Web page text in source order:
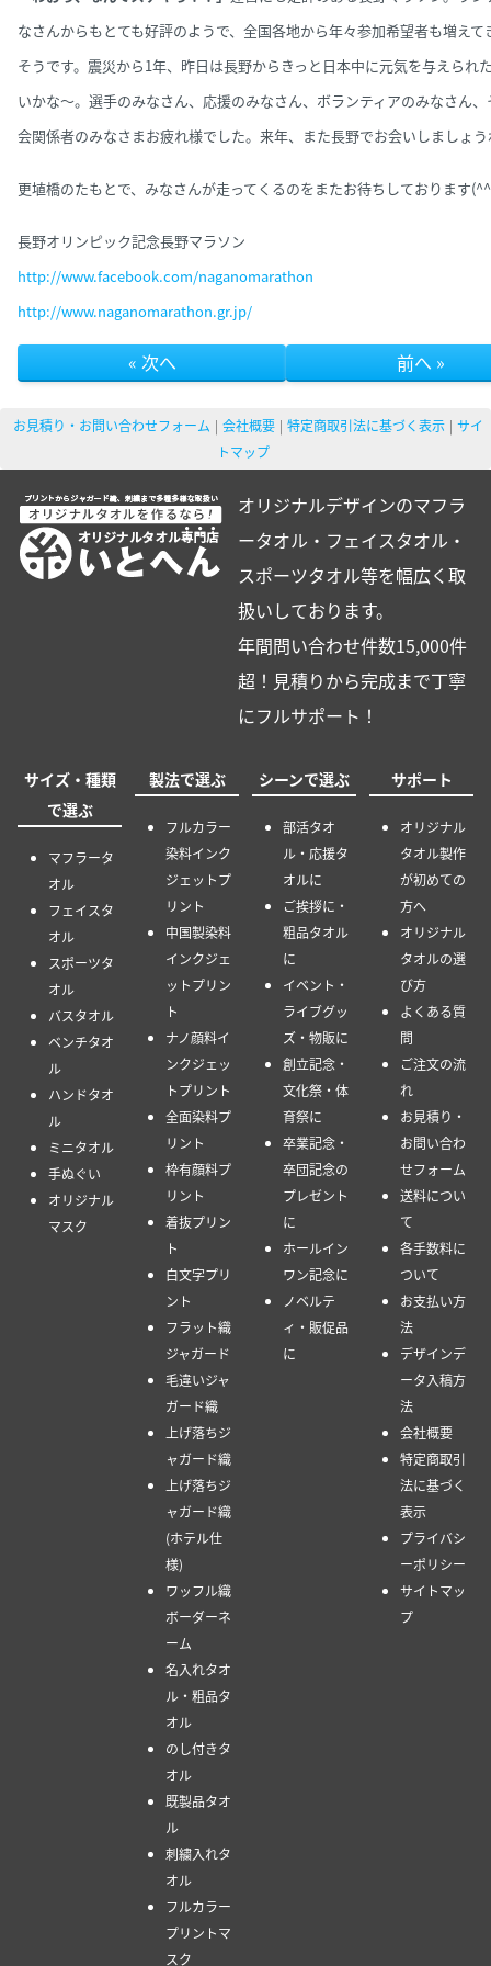
なさんからもとても好評のようで、 全国各地から年々参加希望者も増えて
そうです。 震災から1年、昨日は長野からきっと日本中に元気を与えられ
いかな～。 選手のみなさん、応援のみなさん、ボランティアのみなさん
会関係者のみなさまお疲れ様でした。 来年、また長野でお会いしましょ
更埴橋のたもとで、みなさんが走ってくるのをまたお待ちしております
長野オリンピック記念長野マラソン
http://www.facebook.com/naganomarathon
http://www.naganomarathon.gr.jp/
« 次へ 前へ »
お見積り・お問い合わせフォーム 会社概要 特定商取引法に基づく表示
サイ
トマップ
オリジナルデザインのマフラ
ータオル・フェイスタオル・
スポーツタオル等を幅広く取
扱いしております。
年間問い合わせ件数15,000件
超！見積りから完成まで丁寧
にフルサポート！
サイズ・種類
で選ぶ
マフラータ
オル
フェイスタ
オル
スポーツタ
オル
バスタオル
ベンチタオ
ル
ハンドタオ
ル
ミニタオル
手ぬぐい
オリジナル
マスク
製法で選ぶ
フルカラー
染料インク
ジェットプ
リント
中国製染料
インクジェ
ットプリン
ト
ナノ顔料イ
ンクジェッ
トプリント
全面染料プ
リント
枠有顔料プ
リント
着抜プリン
ト
白文字プリ
ント
フラット織
ジャガード
毛違いジャ
ガード織
上げ落ちジ
ャガード織
上げ落ちジ
ャガード織
(ホテル仕
様)
ワッフル織
ボーダーネ
ーム
名入れタオ
ル・粗品タ
オル
のし付きタ
オル
既製品タオ
ル
刺繍入れタ
オル
フルカラー
プリントマ
スク
シーンで選ぶ
部活タオ
ル・応援タ
オルに
ご挨拶に・
粗品タオル
に
イベント・
ライブグッ
ズ・物販に
創立記念・
文化祭・体
育祭に
卒業記念・
卒団記念の
プレゼント
に
ホールイン
ワン記念に
ノベルテ
ィ・販促品
に
サポート
オリジナル
タオル製作
が初めての
方へ
オリジナル
タオルの選
び方
よくある質
問
ご注文の流
れ
お見積り・
お問い合わ
せフォーム
送料につい
て
各手数料に
ついて
お支払い方
法
デザインデ
ータ入稿方
法
会社概要
特定商取引
法に基づく
表示
プライバシ
ーポリシー
サイトマッ
プ